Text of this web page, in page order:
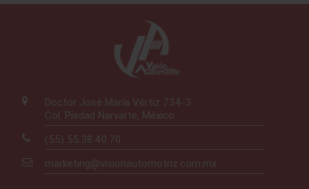
Doctor José María Vértiz 734-3
Col. Piedad Narvarte, México
(55) 55.38.40.70
marketing@visionautomotriz.com.mx